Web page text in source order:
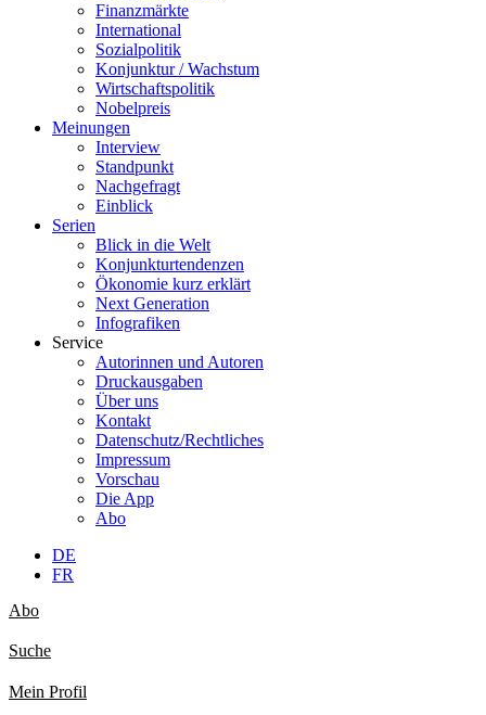
Finanzmärkte
International
Sozialpolitik
Konjunktur / Wachstum
Wirtschaftspolitik
Nobelpreis
Meinungen
Interview
Standpunkt
Nachgefragt
Einblick
Serien
Blick in die Welt
Konjunkturtendenzen
Ökonomie kurz erklärt
Next Generation
Infografiken
Service
Autorinnen und Autoren
Druckausgaben
Über uns
Kontakt
Datenschutz/Rechtliches
Impressum
Vorschau
Die App
Abo
DE
FR
Abo
Suche
Mein Profil